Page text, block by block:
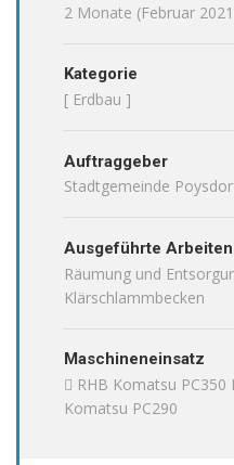
2 Monate (Februar
Kategorie
[ Erdbau ]
Auftraggeber
Stadtgemeinde
Ausgeführte Arbeiten
Räumung und
Klärschlammbecken
Maschineneinsatz
 RHB Komatsu PC350
Komatsu PC290